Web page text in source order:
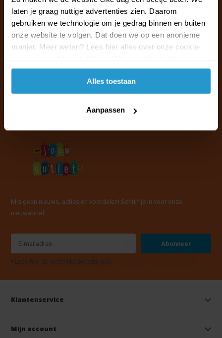
laten je graag nuttige advertenties zien. Daarom
gebruiken we technologie om je gedrag binnen en buiten
onze website te volgen. Dat doen we op een anonieme
manier. Meer weten? Lees hier alles over onze cookie-
accepteren.
Alles toestaan
Aanpassen
Ma t/m vr van 09:30 - 16:00 telefonisch
+31 (0)13 785 62 41
Mis geen nieuws, acties en voordelen! Schrijf je in voor onze
nieuwsbrief
Abonneer
* Lees hier de wettelijke beperkingen
Klantenservice
Mijn account